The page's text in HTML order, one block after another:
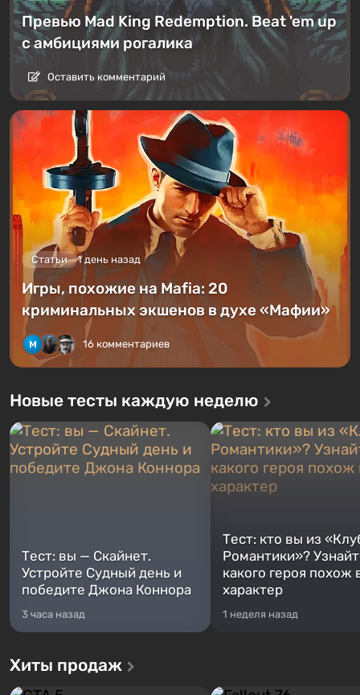
Превью Mad King Redemption. Beat 'em up
с амбициями рогалика
Оставить комментарий
Статьи 1 день назад
Игры, похожие на Mafia: 20
криминальных экшенов в духе «Мафии»
16 комментариев
Новые тесты каждую неделю
Тест: вы — Скайнет.
Устройте Судный день и
победите Джона Коннора
3 часа назад
Тест: кто вы из
Романтики»?
какого героя похож
характер
1 неделя назад
Хиты продаж